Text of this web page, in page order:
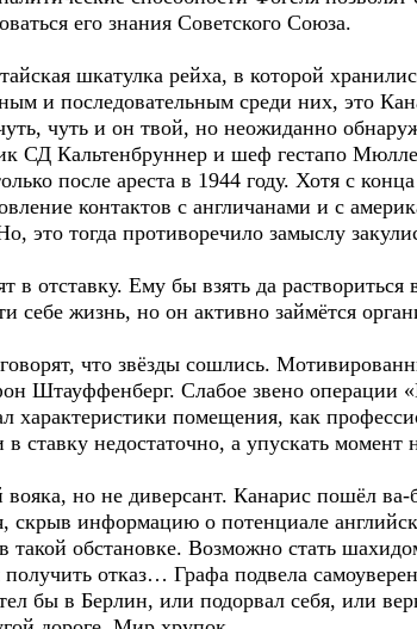
его знания Советского Союза.
шкатулка рейха, в которой
и последовательным среди них, это
чуть и он твой, но неожиданно
СД Кальтенбруннер и шеф гестапо
после ареста в 1944 году. Хотя с
контактов с англичанами и с
это тогда противоречило замыслу
в отставку. Ему бы взять да
себе жизнь, но он активно займётся
что звёзды сошлись.
Штауффенберг. Слабое звено операции
помещения, как
ставку недостаточно, а упускать момент
но не диверсант. Канарис пошёл
скрыв информацию о потенциале
такой обстановке. Возможно стать
отказ… Графа подвела
бы в Берлин, или подорвал себя, или